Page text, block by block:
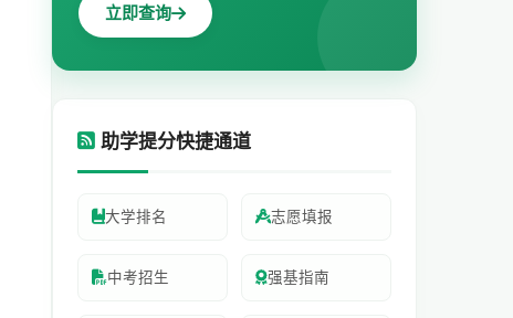
立即查询
助学提分快捷通道
大学排名 志愿填报
中考招生 强基指南